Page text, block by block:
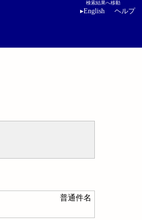
検索結果へ移動
▸English ヘルプ
普通件名